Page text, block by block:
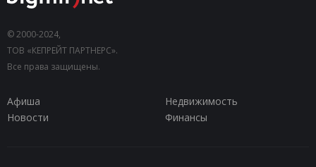
© 2000-2024,
ТОВ «КЕПРЕЙТ ПАРТНЕРС».
Все права защищены.
Афиша
Недвижимость
Новости
Финансы